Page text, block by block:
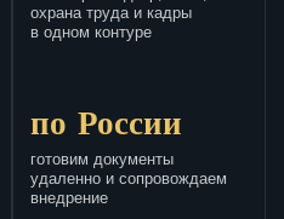
охрана труда и кадры
в одном контуре
по России
готовим документы
удаленно и сопровождаем
внедрение